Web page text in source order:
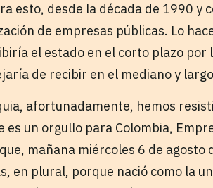
esto, desde la década de 1990 y
de empresas públicas. Lo
el estado en el corto plazo por
de recibir en el mediano y
afortunadamente, hemos
es un orgullo para Colombia,
mañana miércoles 6 de
en plural, porque nació como la